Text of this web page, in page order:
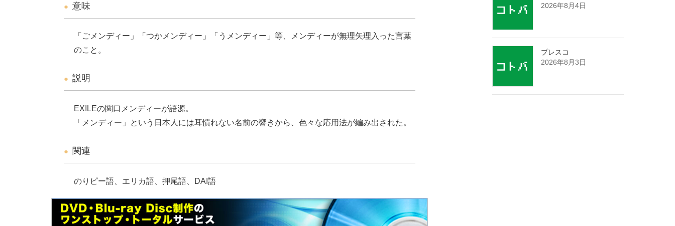
意味
「ごメンディー」「つかメンディー」「うメンディー」等、メンディーが無理矢理入った言葉
のこと。
説明
EXILEの関口メンディーが語源。
「メンディー」という日本人には耳慣れない名前の響きから、色々な応用法が編み出された。
関連
のりピー語、エリカ語、押尾語、DAI語
2026年8月4日
プレスコ
2026年8月3日